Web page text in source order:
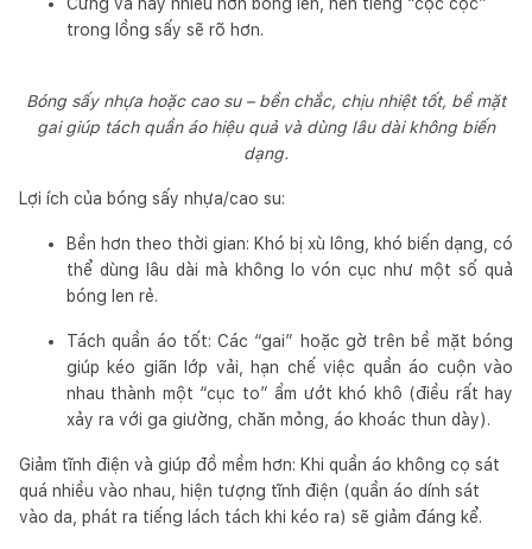
trong lồng sấy sẽ rõ hơn.
Bóng sấy nhựa hoặc cao su – bền chắc, chịu nhiệt tốt, bề mặt
gai giúp tách quần áo hiệu quả và dùng lâu dài không biến
dạng.
Lợi ích của bóng sấy nhựa/cao su:
Bền hơn theo thời gian: Khó bị xù lông, khó biến dạng, có
thể dùng lâu dài mà không lo vón cục như một số quả
bóng len rẻ.
Tách quần áo tốt: Các “gai” hoặc gờ trên bề mặt bóng
giúp kéo giãn lớp vải, hạn chế việc quần áo cuộn vào
nhau thành một “cục to” ẩm ướt khó khô (điều rất hay
xảy ra với ga giường, chăn mỏng, áo khoác thun dày).
Giảm tĩnh điện và giúp đồ mềm hơn: Khi quần áo không cọ sát
quá nhiều vào nhau, hiện tượng tĩnh điện (quần áo dính sát
vào da, phát ra tiếng lách tách khi kéo ra) sẽ giảm đáng kể.